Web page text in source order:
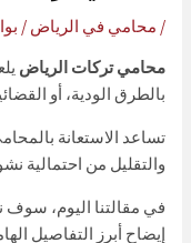
/ محامي في الرياض /
محامي تركات الرياض
بالطرق الودية، أو
تساعد الاستعانة
والتقليل من احتمالية
في مقالتنا اليوم،
إيضاح أبرز التفاصيل